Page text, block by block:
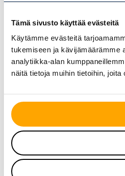
Tämä sivusto käyttää evästeitä
Käytämme evästeitä
tukemiseen ja kävijämäärämme
analytiikka-alan
näitä tietoja muihin tietoihin,